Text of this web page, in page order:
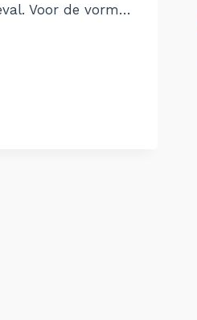
Voor de vorm…